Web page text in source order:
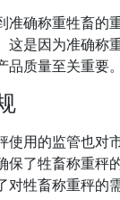
准确称重牲畜的
这是因为准确称
质量至关重要。
使用的监管也对
保了牲畜称重秤
牲畜称重秤的需